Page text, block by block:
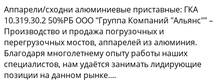
Аппарели/сходни алюминиевые приставные: ГКА
10.319.30.2 50%РБ ООО "Группа Компаний "Альянс"" –
Производство и продажа погрузочных и
перегрузочных мостов, аппарелей из алюминия.
Благодаря многолетнему опыту работы наших
специалистов, нам удаётся занимать лидирующие
позиции на данном рынке....